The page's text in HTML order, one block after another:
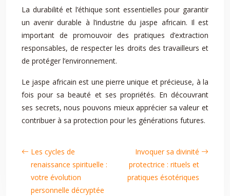
La durabilité et l’éthique sont essentielles pour garantir
un avenir durable à l’industrie du jaspe africain. Il est
important de promouvoir des pratiques d’extraction
responsables, de respecter les droits des travailleurs et
de protéger l’environnement.
Le jaspe africain est une pierre unique et précieuse, à la
fois pour sa beauté et ses propriétés. En découvrant
ses secrets, nous pouvons mieux apprécier sa valeur et
contribuer à sa protection pour les générations futures.
Les cycles de
renaissance spirituelle :
votre évolution
personnelle décryptée
Invoquer sa divinité
protectrice : rituels et
pratiques ésotériques